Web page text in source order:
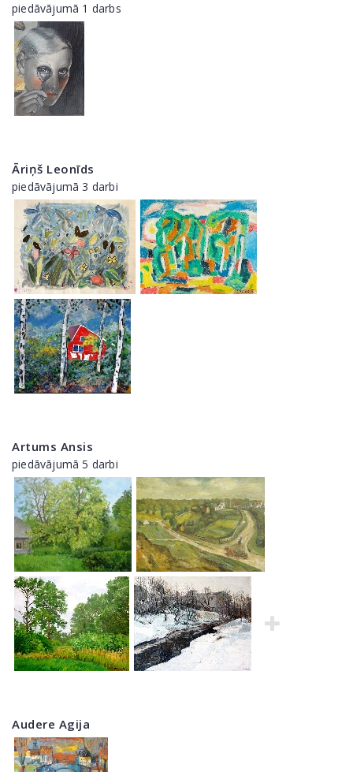
piedāvājumā 1 darbs
Āriņš Leonīds
piedāvājumā 3 darbi
Artums Ansis
piedāvājumā 5 darbi
Audere Agija